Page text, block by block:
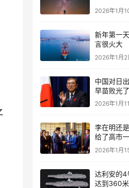
2026年1月
新年第一
言很火大
2026年1月2
中国对日
早苗败光
运
2026年1月
李在明还
给了高市
还特意提到
2026年1月
达利安的4
达到360米